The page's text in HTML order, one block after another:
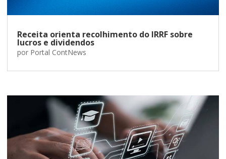
Receita orienta recolhimento do IRRF sobre
lucros e dividendos
por Portal ContNews